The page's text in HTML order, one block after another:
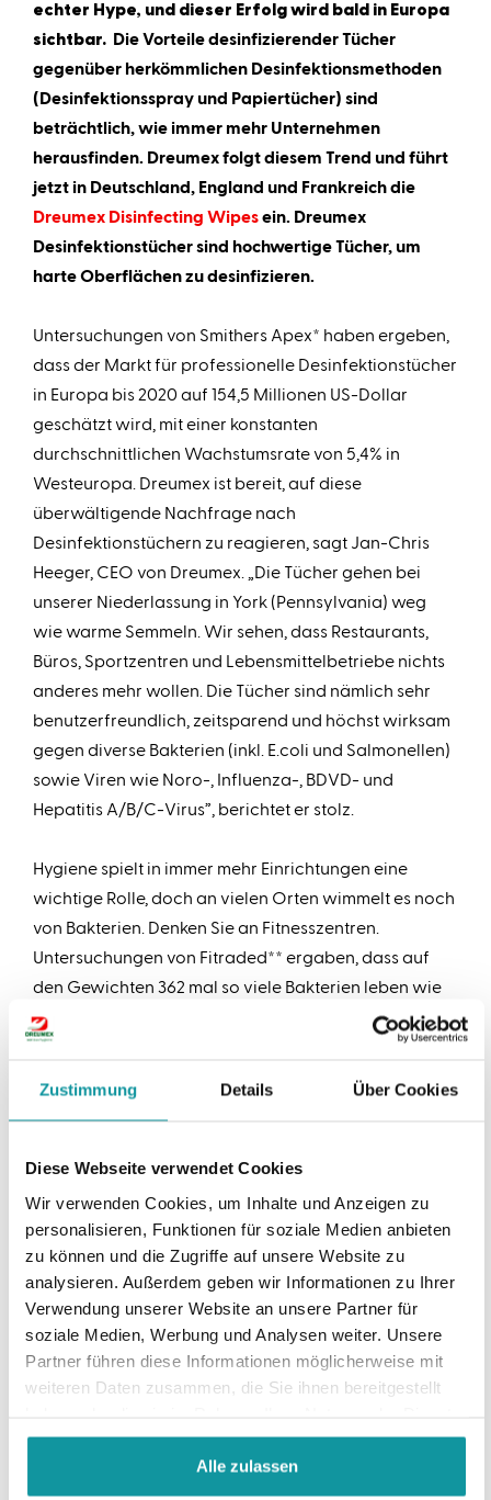
Zustimmung Details Über Cookies
Diese Webseite verwendet Cookies
Wir verwenden Cookies, um Inhalte und Anzeigen zu
personalisieren, Funktionen für soziale Medien anbieten
zu können und die Zugriffe auf unsere Website zu
analysieren. Außerdem geben wir Informationen zu Ihrer
Verwendung unserer Website an unsere Partner für
soziale Medien, Werbung und Analysen weiter. Unsere
Partner führen diese Informationen möglicherweise mit
weiteren Daten zusammen, die Sie ihnen bereitgestellt
gesammelt haben.
Alle zulassen
echter Hype, und dieser Erfolg wird bald in Europa
sichtbar. Die Vorteile desinfizierender Tücher
gegenüber herkömmlichen Desinfektionsmethoden
(Desinfektionsspray und Papiertücher) sind
beträchtlich, wie immer mehr Unternehmen
herausfinden. Dreumex folgt diesem Trend und führt
jetzt in Deutschland, England und Frankreich die
Dreumex Disinfecting Wipesein. Dreumex
Desinfektionstücher sind hochwertige Tücher, um
harte Oberflächen zu desinfizieren.
Untersuchungen von Smithers Apex* haben ergeben,
dass der Markt für professionelle Desinfektionstücher
in Europa bis 2020 auf 154,5 Millionen US-Dollar
geschätzt wird, mit einer konstanten
durchschnittlichen Wachstumsrate von 5,4% in
Westeuropa. Dreumex ist bereit, auf diese
überwältigende Nachfrage nach
Desinfektionstüchern zu reagieren, sagt Jan-Chris
Heeger, CEO von Dreumex. „Die Tücher gehen bei
unserer Niederlassung in York (Pennsylvania) weg
wie warme Semmeln. Wir sehen, dass Restaurants,
Büros, Sportzentren und Lebensmittelbetriebe nichts
anderes mehr wollen. Die Tücher sind nämlich sehr
benutzerfreundlich, zeitsparend und höchst wirksam
gegen diverse Bakterien (inkl. E.coli und Salmonellen)
sowie Viren wie Noro-, Influenza-, BDVD- und
Hepatitis A/B/C-Virus”, berichtet er stolz.
Hygiene spielt in immer mehr Einrichtungen eine
wichtige Rolle, doch an vielen Orten wimmelt es noch
von Bakterien. Denken Sie an Fitnesszentren.
Untersuchungen von Fitraded** ergaben, dass auf
den Gewichten 362 mal so viele Bakterien leben wie
auf einer Klobrille. Die Kraftgeräte werden zwar hin
und wieder gereinigt, doch es gibt (praktisch)
niemanden, der mit einem Tuch eine Hantel abwischt.
In Fitnesszentren kommen oft Bakterien vor wie
Bakterien können bei den Sportlern
Lebensmittelvergiftung, Darm- sowie Hautinfektionen
verursachen.
In den meisten Fitnesszentren werden gegenwärtig
Desinfektionssprays mit Papiertüchern verwendet.
„Neben der unnötigen Verwendung von viel Papier
und Spray durch die Sportler müssen die Inhaber den
Spray vorher auch noch manuell verdünnen. Hält man
Desinfektionsmittel seine Wirkung verfehlen. Der